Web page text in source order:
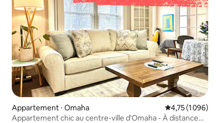
Appartement ⋅ Omaha Évaluation
4,75 (1 096)
Appartement chic au centre-ville d'Omaha - À distance